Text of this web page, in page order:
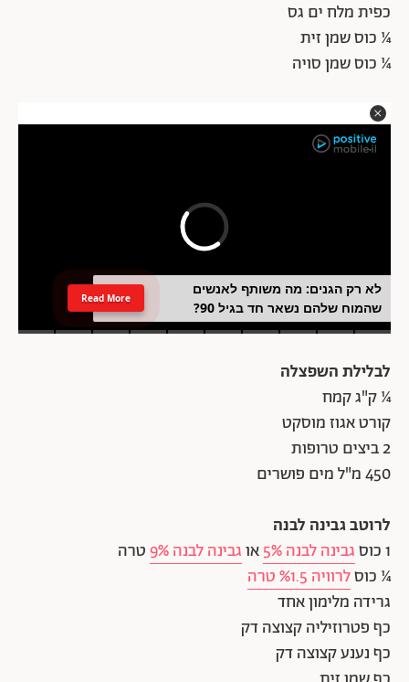
כפית מלח ים גס
¼ כוס שמן זית
¼ כוס שמן סויה
לא רק הגנים: מה משותף לאנשים
שהמוח שלהם נשאר חד בגיל 90?
Read More
לבלילת השפצלה
¼ ק"ג קמח
קורט אגוז מוסקט
2 ביצים טרופות
450 מ"ל מים פושרים
לרוטב גבינה לבנה
1 כוס
גבינה לבנה 5% אוגבינה לבנה 9%
טרה
¼ כוסלרוויה %1.5 טרה
גרידה מלימון אחד
כף פטרוזיליה קצוצה דק
כף נענע קצוצה דק